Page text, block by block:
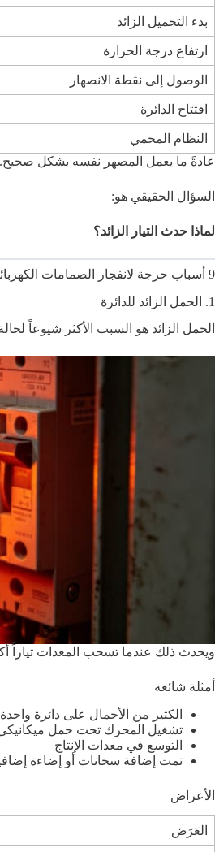
بدء التحميل الزائد
ارتفاع درجة الحرارة
الوصول إلى نقطة الانصهار
افتتاح الدائرة
النظام المحمي
عادةً ما يعمل المصهر نفسه بشكل صحيح.
السؤال الحقيقي هو:
لماذا حدث التيار الزائد؟
9 أسباب حرجة لانفجار الصمامات الكهربائية
1. الحمل الزائد للدائرة
الحمل الزائد هو السبب الأكثر شيوعاً
ويحدث ذلك عندما تسحب المعدات تياراً
أمثلة شائعة
الكثير من الأحمال على دائرة واحدة
تشغيل المحرك تحت حمل ميكانيكي
التوسع في معدات الإنتاج
تمت إضافة سخانات أو إضاءة
الأعراض
العَرَض